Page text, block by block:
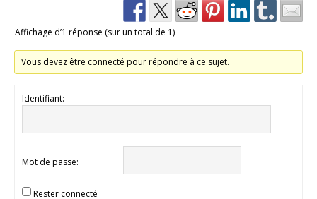
Affichage d’1 réponse (sur un total de 1)
Vous devez être connecté pour répondre à ce sujet.
Identifiant:
Mot de passe:
Rester connecté